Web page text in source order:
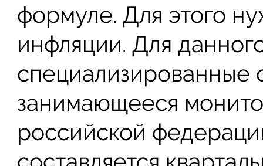
формуле. Для этого
инфляции. Для
специализированные
занимающееся
российской